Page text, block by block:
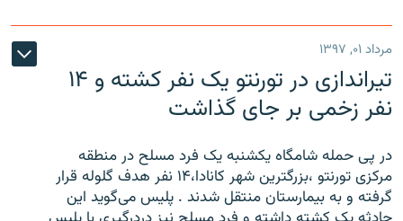
مرداد ۰۱, ۱۳۹۷
تیراندازی در تورنتو یک نفر کشته و ۱۴
نفر زخمی بر جای گذاشت
در پی حمله شامگاه یکشنبه یک فرد مسلح در منطقه
مرکزی تورنتو ،‌بزرگترین شهر کانادا،۱۴ نفر هدف گلوله قرار
گرفته و به بیمارستان منتقل شدند . پلیس می‌گوید این